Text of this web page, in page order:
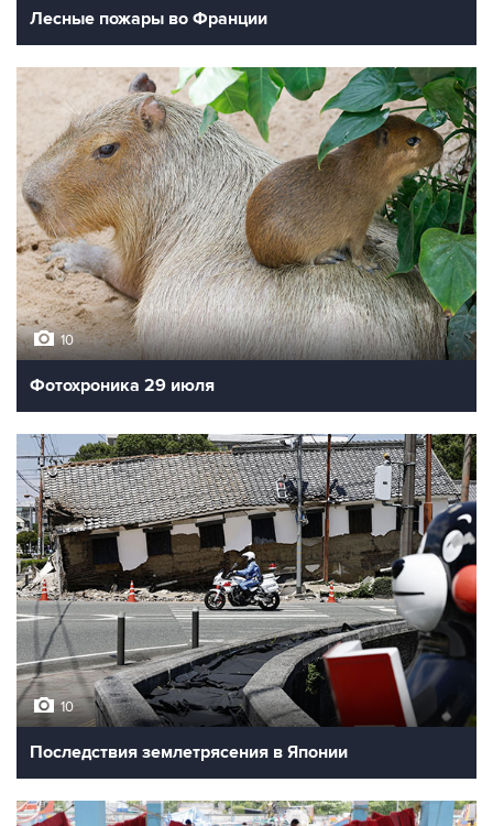
Лесные пожары во Франции
10
Фотохроника 29 июля
10
Последствия землетрясения в Японии